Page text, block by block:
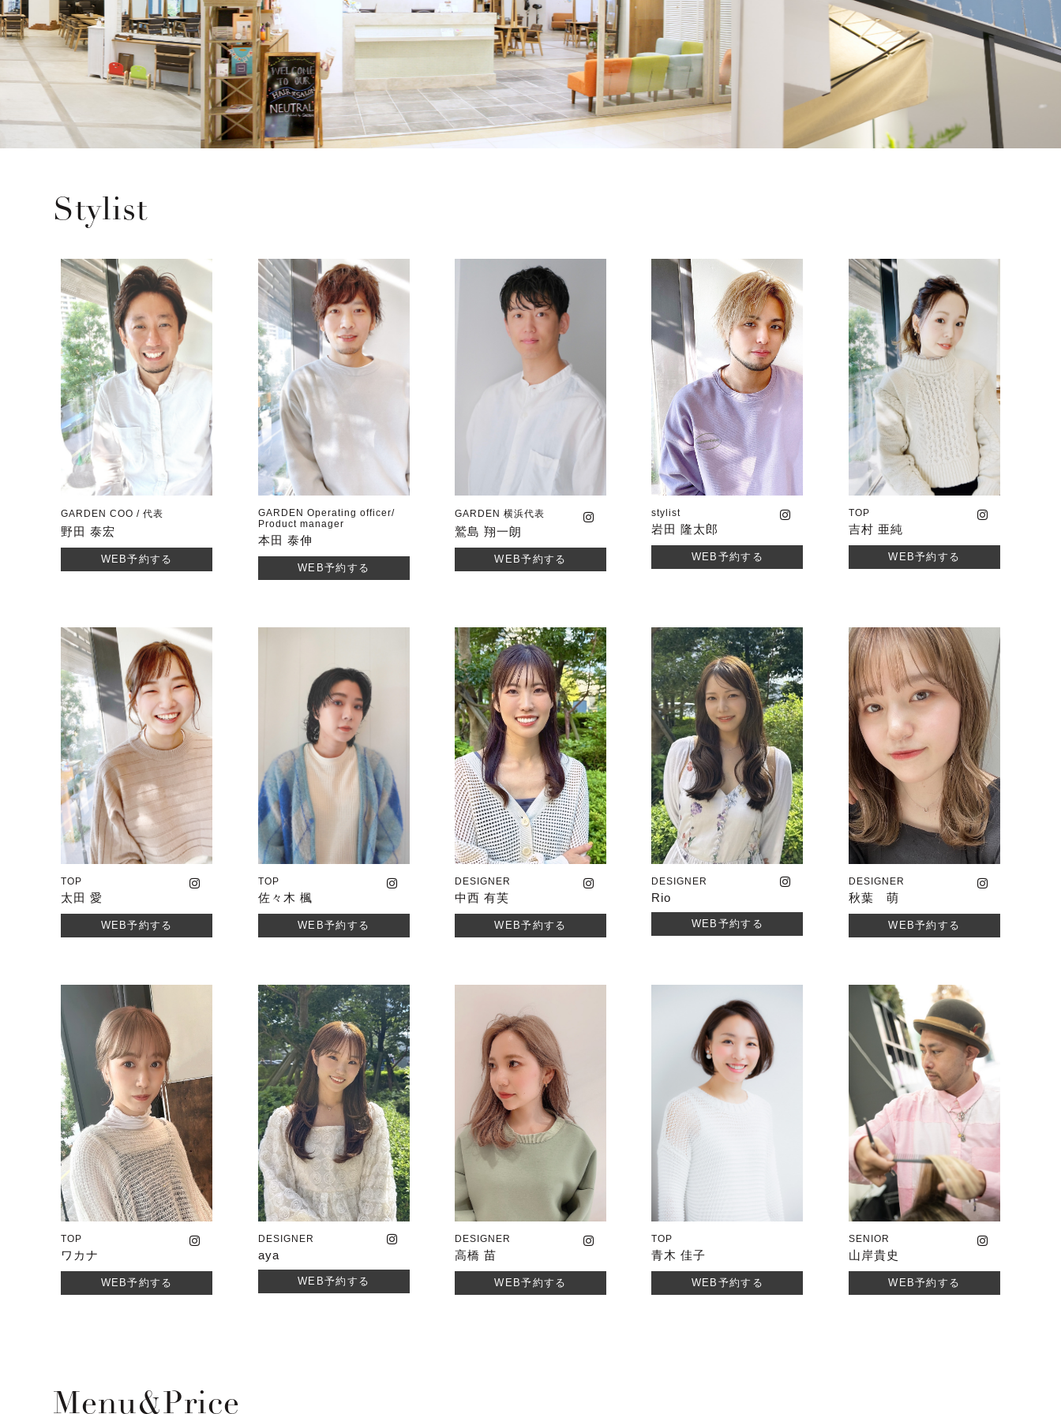
Stylist
GARDEN COO / 代表
野田 泰宏
WEB予約する
GARDEN Operating officer/
Product manager
本田 泰伸
WEB予約する
GARDEN 横浜代表
鷲島 翔一朗
WEB予約する
stylist
岩田 隆太郎
WEB予約する
TOP
吉村 亜純
WEB予約する
TOP
太田 愛
WEB予約する
TOP
佐々木 楓
WEB予約する
DESIGNER
中西 有芙
WEB予約する
DESIGNER
Rio
WEB予約する
DESIGNER
秋葉 萌
WEB予約する
TOP
ワカナ
WEB予約する
DESIGNER
aya
WEB予約する
DESIGNER
高橋 苗
WEB予約する
TOP
青木 佳子
WEB予約する
SENIOR
山岸貴史
WEB予約する
Menu&price